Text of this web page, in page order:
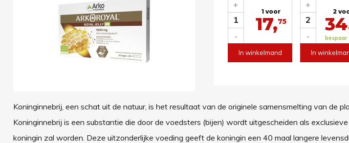
1
-
+
1 voor
17,75
In winkelmand
2
-
+
2
bespaar
In
Koninginnebrij, een schat uit de natuur, is het resultaat van de originele samensmelting van de
Koninginnebrij is een substantie die door de voedsters (bijen) wordt uitgescheiden als
koningin zal worden. Deze uitzonderlijke voeding geeft de koningin een 40 maal langere